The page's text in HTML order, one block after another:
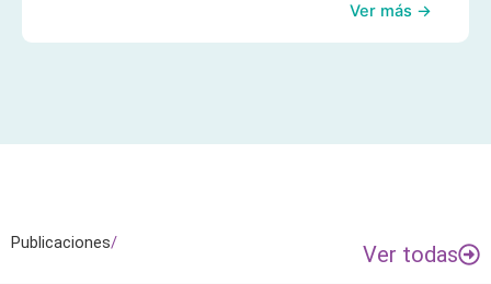
Ver más →
Publicaciones/ Ver todas